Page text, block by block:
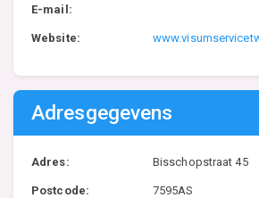
E-mail:
Website:
Adresgegevens
Adres: Bisschopstraat 45
Postcode: 7595AS